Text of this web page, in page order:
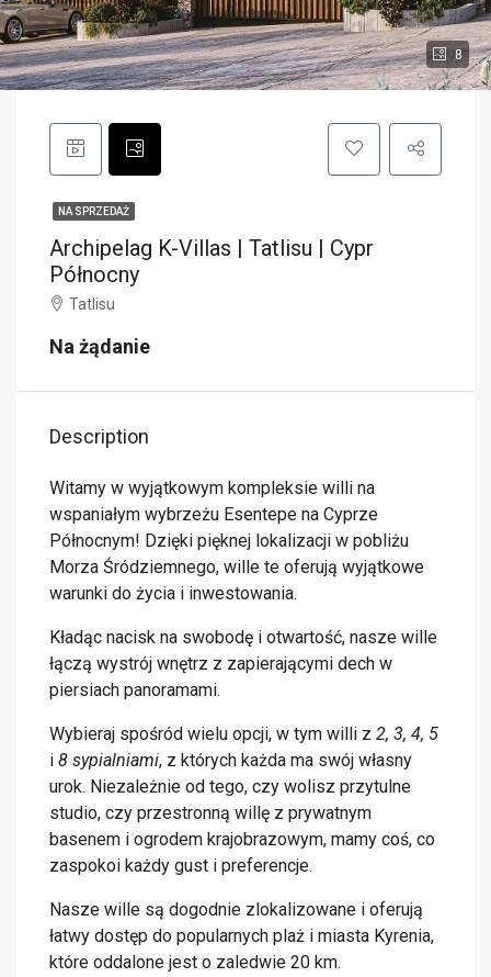
8
NA SPRZEDAŻ
Archipelag K-Villas | Tatlisu | Cypr
Północny
Tatlisu
Na żądanie
Description
Witamy w wyjątkowym kompleksie willi na
wspaniałym wybrzeżu Esentepe na Cyprze
Północnym! Dzięki pięknej lokalizacji w pobliżu
Morza Śródziemnego, wille te oferują wyjątkowe
warunki do życia i inwestowania.
Kładąc nacisk na swobodę i otwartość, nasze wille
łączą wystrój wnętrz z zapierającymi dech w
piersiach panoramami.
Wybieraj spośród wielu opcji, w tym willi z 2, 3, 4, 5
i 8 sypialniami, z których każda ma swój własny
urok. Niezależnie od tego, czy wolisz przytulne
studio, czy przestronną willę z prywatnym
basenem i ogrodem krajobrazowym, mamy coś, co
zaspokoi każdy gust i preferencje.
Nasze wille są dogodnie zlokalizowane i oferują
łatwy dostęp do popularnych plaż i miasta Kyrenia,
które oddalone jest o zaledwie 20 km.